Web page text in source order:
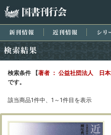
新刊情報 近刊情報
検索条件 【著者 ： 公益社団法人 日
です。
該当商品1件中、1～1件目を表示